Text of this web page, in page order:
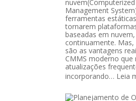
aos
planos
de
manutenção
Management
ferramentas
tornarem
baseadas em
continuamente.
são as vantagens
CMMS moderno que
atualizações
incorporando… Leia